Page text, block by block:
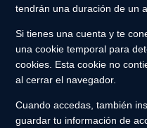
tendrán una duración de un
Si tienes una cuenta y te
una cookie temporal para
cookies. Esta cookie no
al cerrar el navegador.
Cuando accedas, también
guardar tu información de